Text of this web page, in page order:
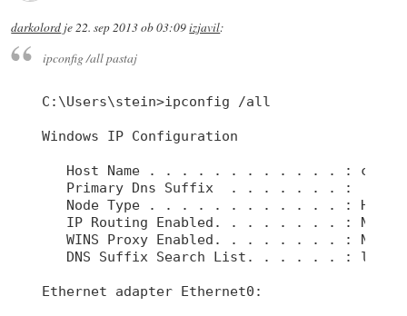
darkolord je22. sep 2013 ob 03:09izjavil:
ipconfig /all pastaj
C:\Users\stein>ipconfig /all
Windows IP Configuration
Host Name . . . . . . . . . . . . :
   Primary Dns Suffix  . . . . . . . :
Node Type . . . . . . . . . . . . :
   IP Routing Enabled. . . . . . . . : No
   WINS Proxy Enabled. . . . . . . . : No
DNS Suffix Search List. . . . . . :
Ethernet adapter Ethernet0: